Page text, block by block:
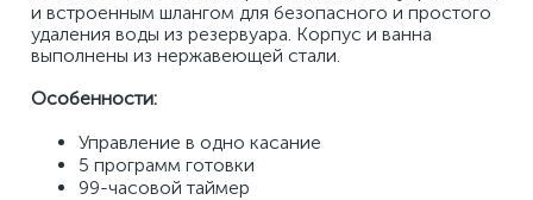
и встроенным шлангом для безопасного и простого
удаления воды из резервуара. Корпус и ванна
выполнены из нержавеющей стали.
Особенности:
Управление в одно касание
5 программ готовки
99-часовой таймер